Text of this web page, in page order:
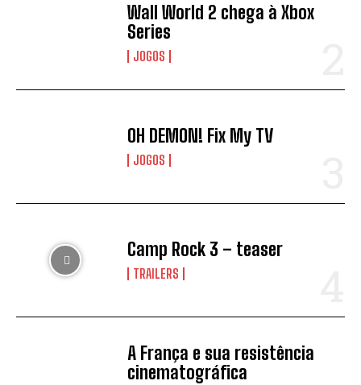
Wall World 2 chega à Xbox
Series
JOGOS
OH DEMON! Fix My TV
JOGOS
Camp Rock 3 – teaser
TRAILERS
A França e sua resistência
cinematográfica